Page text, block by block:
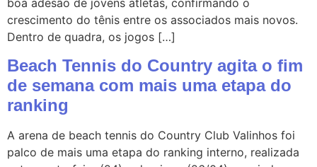
boa adesão de jovens atletas, confirmando o
crescimento do tênis entre os associados mais novos.
Dentro de quadra, os jogos […]
Beach Tennis do Country agita o fim
de semana com mais uma etapa do
ranking
A arena de beach tennis do Country Club Valinhos foi
palco de mais uma etapa do ranking interno, realizada